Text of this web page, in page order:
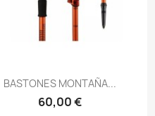
Vista rápida
BASTONES MONTAÑA...
60,00 €